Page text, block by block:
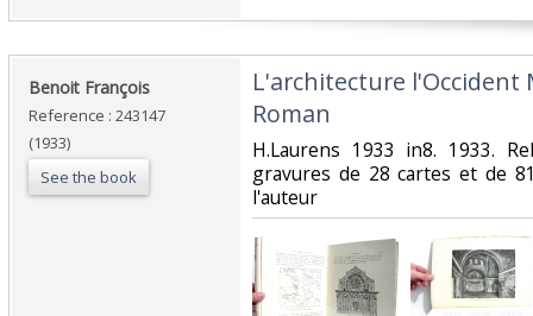
‎Benoit François‎
Reference : 243147
(1933)
See the book
‎L'architecture l'Occident
Roman‎
‎H.Laurens 1933 in8. 1933.
gravures de 28 cartes et de
l'auteur‎